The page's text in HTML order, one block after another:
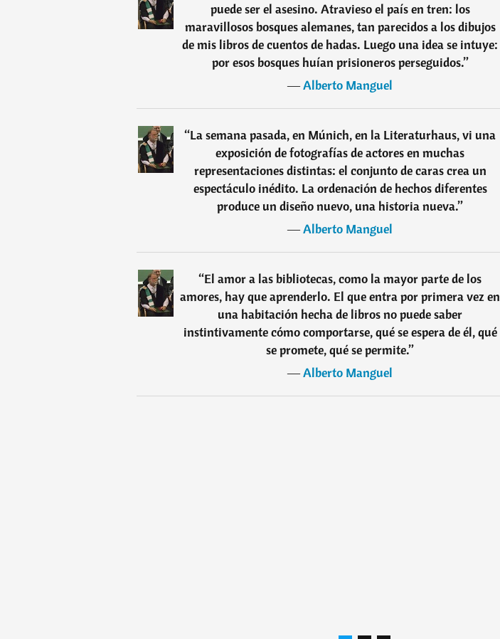
puede ser el asesino. Atravieso el país en tren: los
maravillosos bosques alemanes, tan parecidos a los dibujos
de mis libros de cuentos de hadas. Luego una idea se intuye:
por esos bosques huían prisioneros perseguidos.”
―Alberto Manguel
“La semana pasada, en Múnich, en la Literaturhaus, vi una
exposición de fotografías de actores en muchas
representaciones distintas: el conjunto de caras crea un
espectáculo inédito. La ordenación de hechos diferentes
produce un diseño nuevo, una historia nueva.”
―Alberto Manguel
“El amor a las bibliotecas, como la mayor parte de los
amores, hay que aprenderlo. El que entra por primera vez en
una habitación hecha de libros no puede saber
instintivamente cómo comportarse, qué se espera de él, qué
se promete, qué se permite.”
―Alberto Manguel